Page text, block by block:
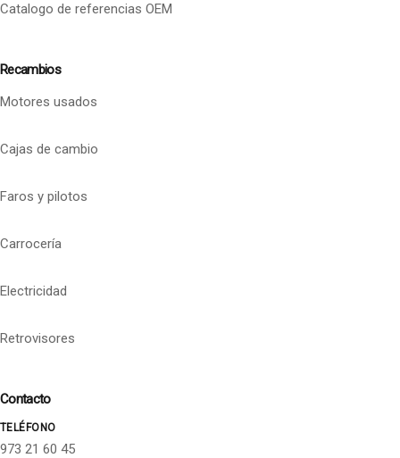
Catalogo de referencias OEM
Recambios
Motores usados
Cajas de cambio
Faros y pilotos
Carrocería
Electricidad
Retrovisores
Contacto
TELÉFONO
973 21 60 45